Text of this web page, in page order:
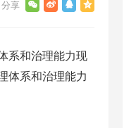
系和治理能力现
体系和治理能力